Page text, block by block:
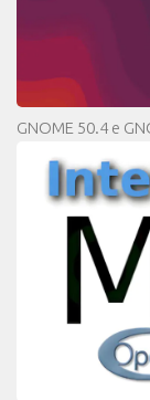
GNOME 50.4 e